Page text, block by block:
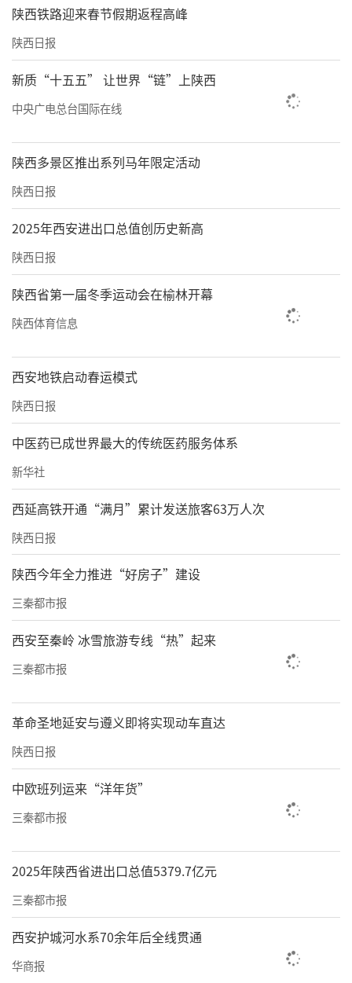
陕西铁路迎来春节假期返程高峰
陕西日报
新质“十五五” 让世界“链”上陕西
中央广电总台国际在线
陕西多景区推出系列马年限定活动
陕西日报
2025年西安进出口总值创历史新高
陕西日报
陕西省第一届冬季运动会在榆林开幕
陕西体育信息
西安地铁启动春运模式
陕西日报
中医药已成世界最大的传统医药服务体系
新华社
西延高铁开通“满月”累计发送旅客63万人次
陕西日报
陕西今年全力推进“好房子”建设
三秦都市报
西安至秦岭 冰雪旅游专线“热”起来
三秦都市报
革命圣地延安与遵义即将实现动车直达
陕西日报
中欧班列运来“洋年货”
三秦都市报
2025年陕西省进出口总值5379.7亿元
三秦都市报
西安护城河水系70余年后全线贯通
华商报